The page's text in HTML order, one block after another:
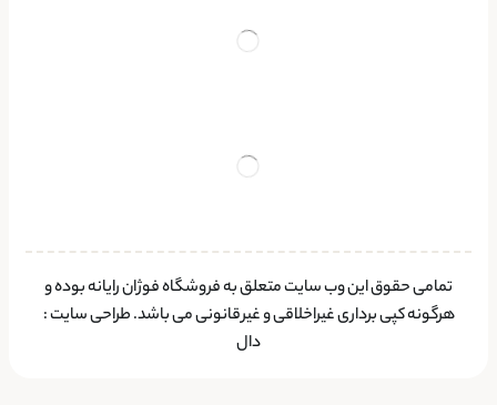
تمامی حقوق این وب سایت متعلق به فروشگاه فوژان رایانه بوده و
هرگونه کپی برداری غیراخلاقی و غیرقانونی می باشد.طراحی سایت:
دال